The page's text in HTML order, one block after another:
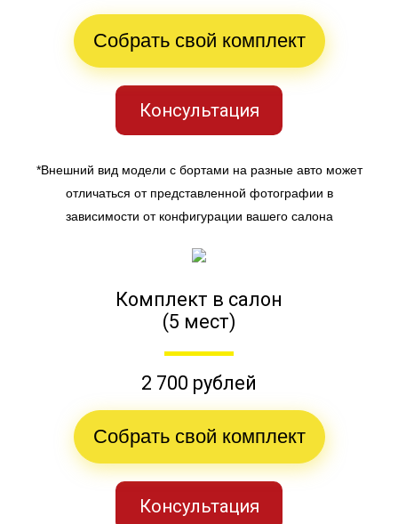
Собрать свой комплект
Консультация
*Внешний вид модели с бортами на разные авто может
отличаться от представленной фотографии в
зависимости от конфигурации вашего салона
Комплект в салон
(5 мест)
2 700 рублей
Собрать свой комплект
Консультация